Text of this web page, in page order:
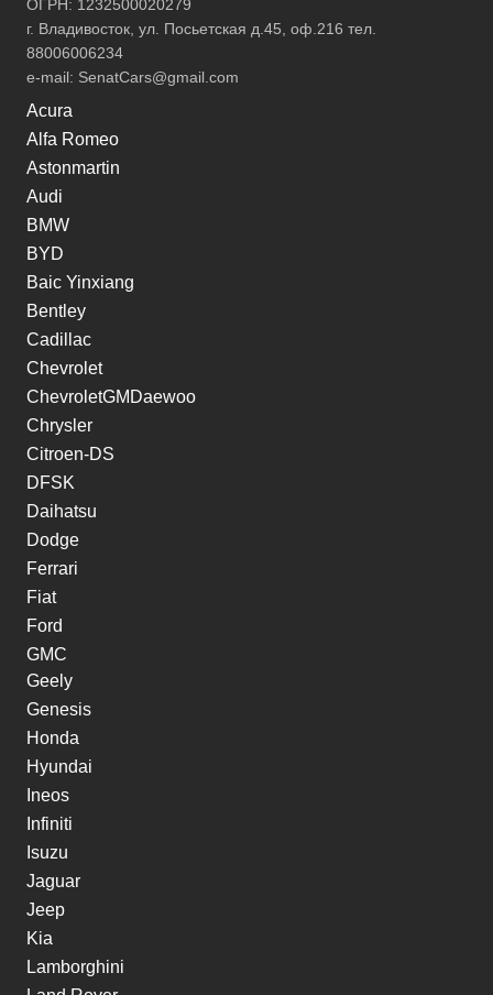
ОГРН: 1232500020279
г. Владивосток, ул. Посьетская д.45, оф.216 тел.
88006006234
e-mail: SenatCars@gmail.com
Acura
Alfa Romeo
Astonmartin
Audi
BMW
BYD
Baic Yinxiang
Bentley
Cadillac
Chevrolet
ChevroletGMDaewoo
Chrysler
Citroen-DS
DFSK
Daihatsu
Dodge
Ferrari
Fiat
Ford
GMC
Geely
Genesis
Honda
Hyundai
Ineos
Infiniti
Isuzu
Jaguar
Jeep
Kia
Lamborghini